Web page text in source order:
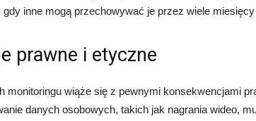
inne mogą przechowywać je przez wiele miesięcy
prawne i etyczne
monitoringu wiąże się z pewnymi konsekwencjami
danych osobowych, takich jak nagrania wideo,